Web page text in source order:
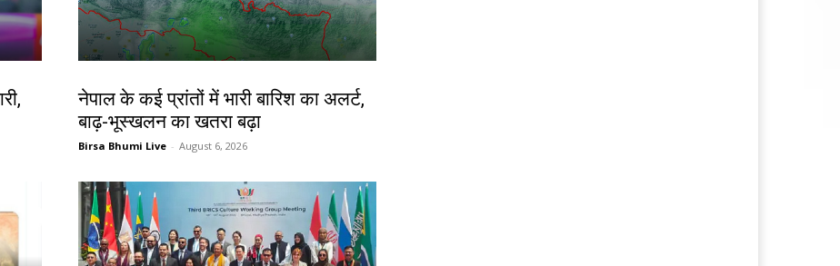
नेपाल के कई प्रांतों में भारी बारिश का अलर्ट,
बाढ़-भूस्खलन का खतरा बढ़ा
Birsa Bhumi Live - August 6, 2026